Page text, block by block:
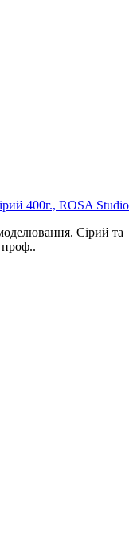
400г., ROSA Studio
Сірий та
проф..